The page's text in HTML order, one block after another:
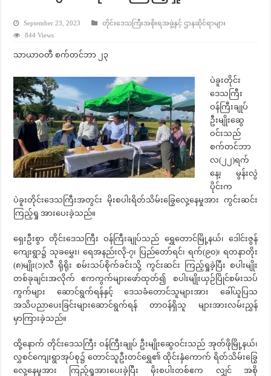
September 23, 2023
တိုင်းဒေသကြီးအစိုးရအဖွဲ့နှင့် ဌာနဆိုင်ရာများ
844 Views
သာယာဝတီ စက်တင်ဘာ ၂၃
ပဲခူးတိုင်း
ဒေသကြီး
ဝန်ကြီးချုပ်
ဦးမျိုးဆွေ
ဝင်းသည်
စက်တင်ဘာ
လ(၂၂)ရက်
နေ့၊ မွန်းလွဲ
ပိုင်းက
ပဲခူးတိုင်းဒေသကြီးအတွင်း မိုးစပါးရိတ်သိမ်းခြွေလှေ့နေမှုအား ကွင်းဆင်း
ကြည့်ရှု အားပေးခဲ့သည်။
ရှေးဦးစွာ တိုင်းဒေသကြီး ဝန်ကြီးချုပ်သည် ရွှေတောင်မြို့နယ်၊ ဒေါင်းဇွန်
ကျေးရွာ၌ သုခမွှေး၊ ရေအနည်းလို-၇၊ ပြည်တော်ရင်၊ ရက်(၉၀)၊ ရတနာတိုး
(၈)မျိုး(၁)လီ ရိုရိုး စမ်းသပ်စိုက်ခင်းသို့ ကွင်းဆင်း ကြည့်ရှုခဲ့ပြီး စပါးမျိုး
တစ်ခုချင်းအလိုက် ဧကကွက်များဖော်ထုတ်၍ စပါးမျိုးယှဉ်ပြိုင်စမ်းသပ်
ကွက်များ ဆောင်ရွက်ရန်နှင့် ဒေသခံတောင်သူများအား ခေါ်ယူပြသ
အသိပညာပေးခြင်းများဆောင်ရွက်ရန် တာဝန်ရှိသူ များအားလမ်းညွှန်
မှာကြားခဲ့သည်။
ထို့နောက် တိုင်းဒေသကြီး ဝန်ကြီးချုပ် ဦးမျိုးဆွေဝင်းသည် အုတ်ဖိုမြို့နယ်၊
လွှစင်ကျေးရွာအုပ်စု၌ တောင်သူဦးတင်ရွှေ၏ ထိုင်းနှံကောက် ရိတ်သိမ်းခြွေ
လှေ့နေမှုအား ကြည့်ရှုအားပေးခဲ့ပြီး မိုးစပါးတစ်ဧက လျှင် အစို